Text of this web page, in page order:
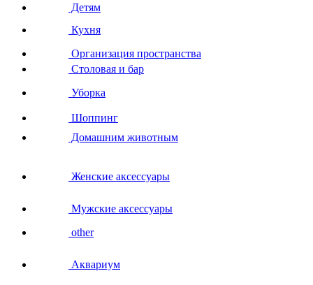
Детям
Кухня
Организация пространства
Столовая и бар
Уборка
Шоппинг
Домашним животным
Женские аксессуары
Мужские аксессуары
other
Аквариум